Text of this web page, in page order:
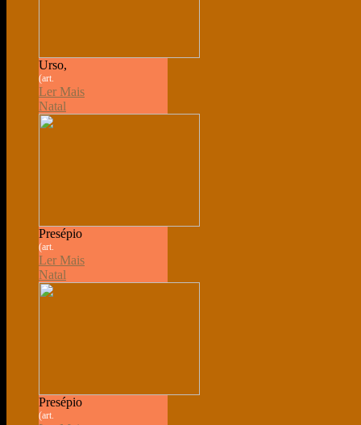
Urso,
(art.
Ler Mais
Natal
Presépio
(art.
Ler Mais
Natal
Presépio
(art.